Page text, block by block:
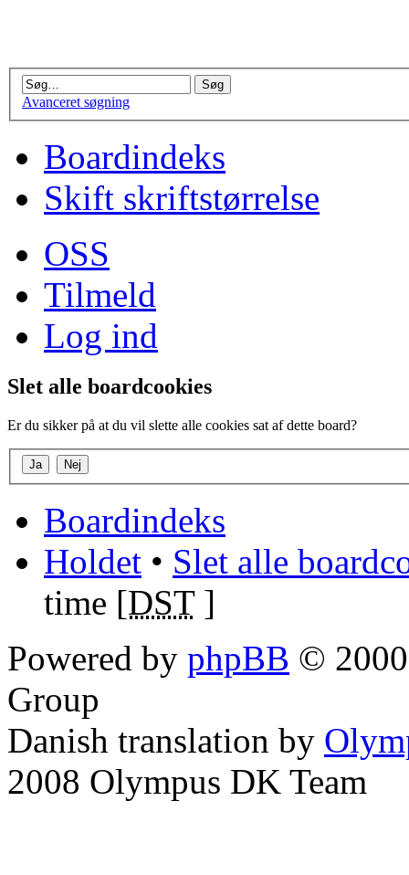
Avanceret søgning
Boardindeks
Skift skriftstørrelse
OSS
Tilmeld
Log ind
Slet alle boardcookies
Er du sikker på at du vil slette alle cookies sat af dette board?
Boardindeks
Holdet • Slet alle
time [DST]
Powered by phpBB ©
Group
Danish translation by
2008 Olympus DK Team